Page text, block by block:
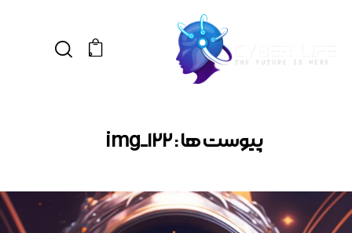
0
پیوست ها : img_122